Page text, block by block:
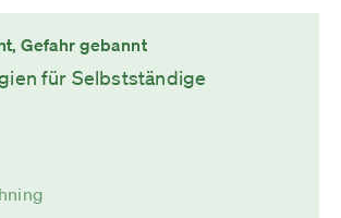
Gefahr gebannt
für Selbstständige